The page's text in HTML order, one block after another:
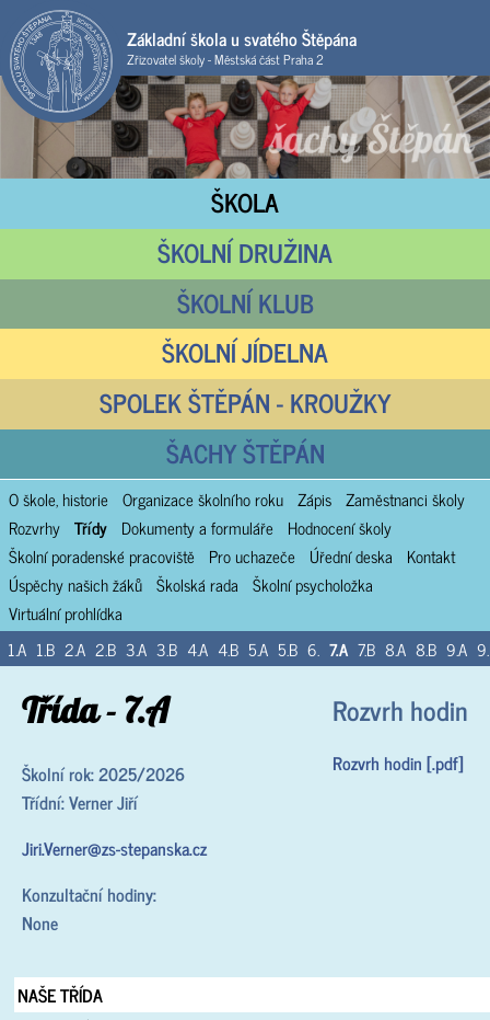
Základní škola u svatého Štěpána
Zřizovatel školy - Městská část Praha 2
ŠKOLA
ŠKOLNÍ DRUŽINA
ŠKOLNÍ KLUB
ŠKOLNÍ JÍDELNA
SPOLEK ŠTĚPÁN - KROUŽKY
ŠACHY ŠTĚPÁN
O škole, historie Organizace školního roku Zápis Zaměstnanci školy
Rozvrhy Třídy Dokumenty a formuláře
Hodnocení školy
Školní poradenské pracoviště
Pro uchazeče Úřední deska
Kontakt
Úspěchy našich žáků Školská rada Školní psycholožka
Virtuální prohlídka
1.A 1.B 2.A 2.B 3.A 3.B 4.A 4.B 5.A 5.B 6. 7.A 7.B 8.A 8.B 9.A
Rozvrh hodin
Rozvrh hodin [.pdf]
Třída - 7.A
Školní rok: 2025/2026
Třídní: Verner Jiří
Jiri.Verner@zs-stepanska.cz
Konzultační hodiny:
None
NAŠE TŘÍDA